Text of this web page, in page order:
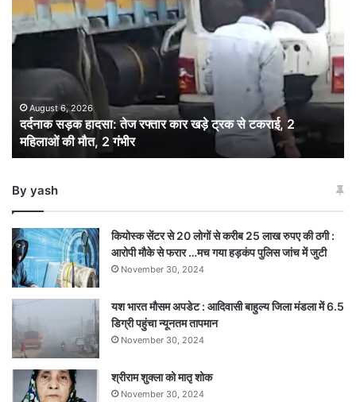
हादसा:
तेज
कार
ट्रक
टकराई,
2
की
गंभीर
August 6, 2026
दर्दनाक सड़क हादसा: तेज रफ्तार कार खड़े ट्रक से टकराई, 2
महिलाओं की मौत, 2 गंभीर
By yash
कियोस्क सेंटर से 20 लोगों से करीब 25 लाख रुपए की ठगी :
आरोपी मौके से फरार …मच गया हड़कंप पुलिस जांच में जुटी
November 30, 2024
यश भारत मौसम अपडेट : आदिवासी बाहुल्य जिला मंडला में 6.5
डिग्री पहुंचा न्यूनतम तापमान
November 30, 2024
श्रीराम शुक्ला को मातृ शोक
November 30, 2024